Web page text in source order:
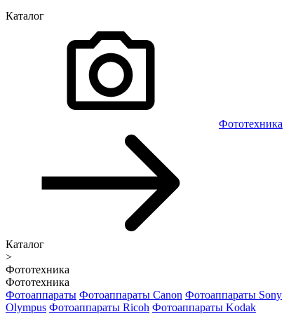
Каталог
Фототехника
Каталог
>
Фототехника
Фототехника
Фотоаппараты Фотоаппараты Canon Фотоаппараты Sony
Olympus Фотоаппараты Ricoh Фотоаппараты Kodak